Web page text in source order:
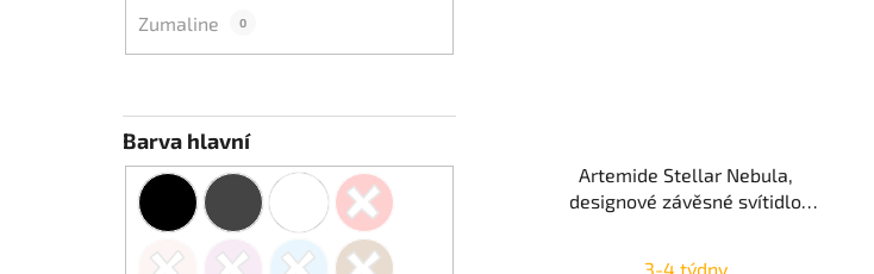
Zumaline 0
Barva hlavní
Artemide Stellar Nebula,
designové závěsné svítidlo
3-4 týdny